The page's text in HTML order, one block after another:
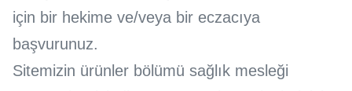
için bir hekime ve/veya bir eczacıya
başvurunuz.
Sitemizin ürünler bölümü sağlık mesleği